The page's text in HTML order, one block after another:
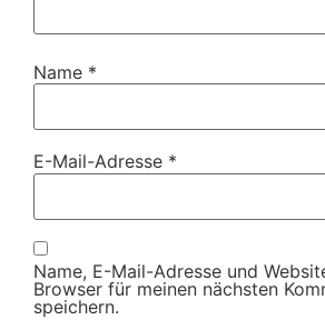
Name *
E-Mail-Adresse *
Name, E-Mail-Adresse und
Browser für meinen nächsten
speichern.